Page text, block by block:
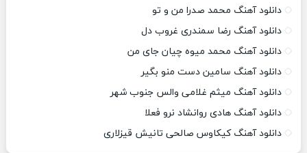
دانلود آهنگ محمد صدرا من و تو
دانلود آهنگ رضا سمندری غروب دل
دانلود آهنگ محمد میوه چیان جای من
دانلود آهنگ سامین دست منو بگیر
دانلود آهنگ میثم غلامی والس جنوب شهر
دانلود آهنگ هادی روانشاد نرو فعلا
دانلود آهنگ کیکاوس صالحی تانیش قیزلاری